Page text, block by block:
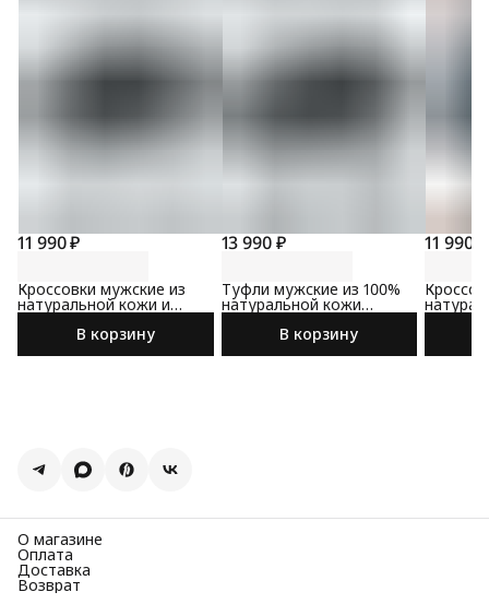
11 990 ₽
Кроссовки мужские из
натуральной кожи и
В корзину
13 990 ₽
Туфли мужские из 100%
натуральной кожи
В корзину
11 990 ₽
О магазине
Оплата
Доставка
Возврат